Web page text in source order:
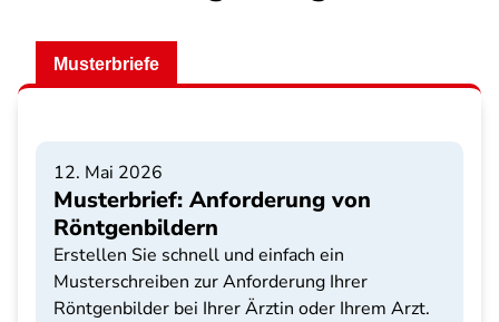
Musterbriefe
12. Mai 2026
Musterbrief: Anforderung von
Röntgenbildern
Erstellen Sie schnell und einfach ein
Musterschreiben zur Anforderung Ihrer
Röntgenbilder bei Ihrer Ärztin oder Ihrem Arzt.